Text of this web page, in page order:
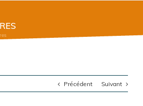
Précédent Suivant